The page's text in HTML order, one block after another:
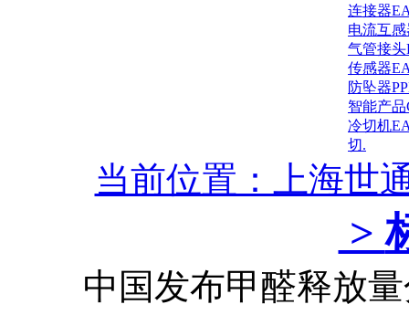
连接器
电流互
气管接
传感器
防坠器
智能产
冷切机
切.
当前位置：上海世
>
中国发布甲醛释放